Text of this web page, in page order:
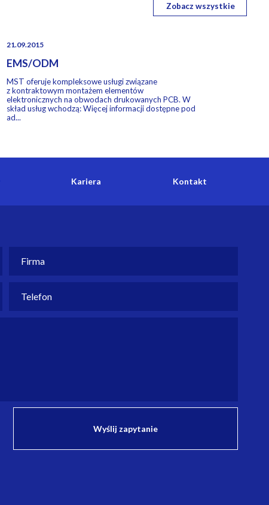
Zobacz wszystkie
21.09.2015
EMS/ODM
MST oferuje kompleksowe usługi związane
z kontraktowym montażem elementów
elektronicznych na obwodach drukowanych PCB. W
skład usług wchodzą: Więcej informacji dostępne pod
ad...
Kariera Kontakt